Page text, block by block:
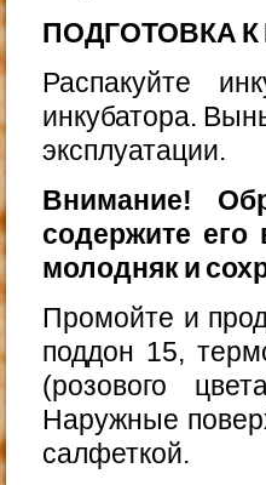
ПОДГОТОВКА К
Распакуйте
инкубатора.
эксплуатации.
Внимание!
содержите его
молодняк и
Промойте и
поддон 15,
(розового
Наружные
салфеткой.